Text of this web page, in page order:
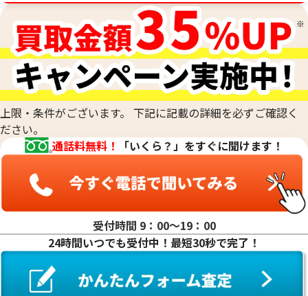
が付いていない金塊やインゴットなど、水に浸すことができ
るものの純度を、非常に正確に測定する際に用います。最終的
な査定額は、これらの科学的なデータに加えて、査定士が持つ
専門知識と経験を総合的に判断して算出されます。
刻印がなくて純度がわからないお品物や、他の素材のお品物
と組み合わされた合金のお品物、低純度のお品物も、当社の
専門的な技術で正確に測定し、その場で価値を判定いたしま
す。他店で「買取は難しい」と断られてしまったお品物も、諦
めずにご相談ください。おたからやでは、確かな鑑定力で、
これまでお値段がつかなかったお品物にも、思わぬ価値が見
つかるかもしれません。どのような貴金属でも、お気軽にお
持ち込みください。
上限・条件がございます。 下記に記載の詳細を必ずご確認く
ださい。
通話料無料！
「いくら？」をすぐに聞けます！
受付時間 9：00〜19：00
24時間いつでも受付中！最短30秒で完了！